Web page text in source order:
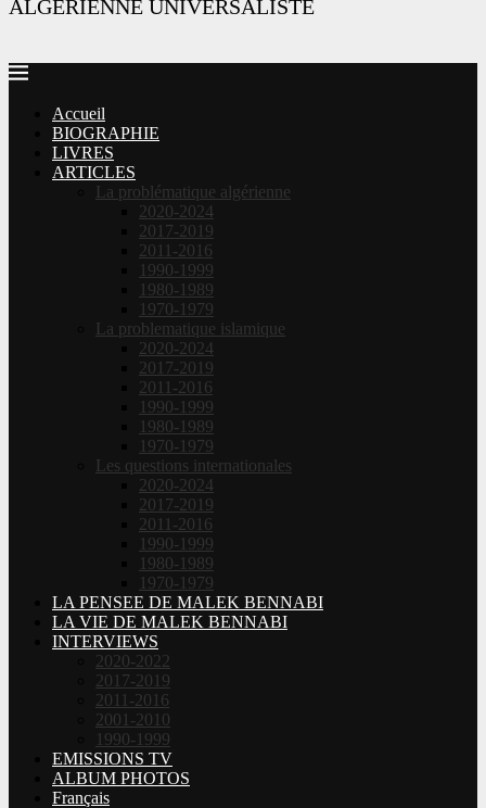
ALGERIENNE UNIVERSALISTE
Accueil
BIOGRAPHIE
LIVRES
ARTICLES
La problématique algérienne
2020-2024
2017-2019
2011-2016
1990-1999
1980-1989
1970-1979
La problematique islamique
2020-2024
2017-2019
2011-2016
1990-1999
1980-1989
1970-1979
Les questions internationales
2020-2024
2017-2019
2011-2016
1990-1999
1980-1989
1970-1979
LA PENSEE DE MALEK BENNABI
LA VIE DE MALEK BENNABI
INTERVIEWS
2020-2022
2017-2019
2011-2016
2001-2010
1990-1999
EMISSIONS TV
ALBUM PHOTOS
Français